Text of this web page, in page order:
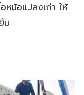
หม้อแปลงเก่า ให้
ม